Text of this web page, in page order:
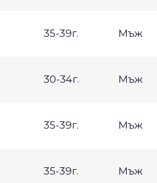
35-39г. Мъж
30-34г. Мъж
35-39г. Мъж
35-39г. Мъж